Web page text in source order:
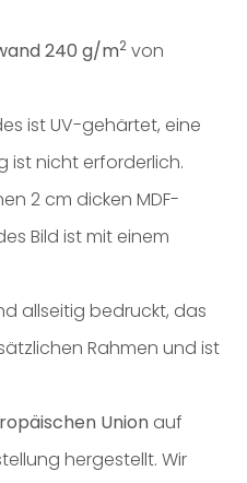
240 g/m2 von
ist UV-gehärtet, eine
ist nicht erforderlich.
2 cm dicken MDF-
Bild ist mit einem
allseitig bedruckt, das
Rahmen und ist
Union auf
hergestellt. Wir